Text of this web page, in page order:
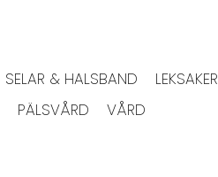
SELAR & HALSBAND LEKSAKER
PÄLSVÅRD VÅRD